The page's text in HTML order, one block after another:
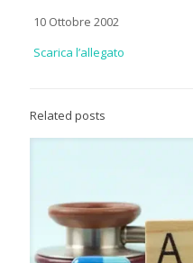
10 Ottobre 2002
Scarica l’allegato
Related posts